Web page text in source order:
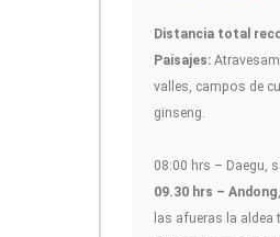
Distancia total
Paisajes:
valles, campos de
ginseng.
08:00 hrs – Daegu,
09.30 hrs – Andong
las afueras la aldea